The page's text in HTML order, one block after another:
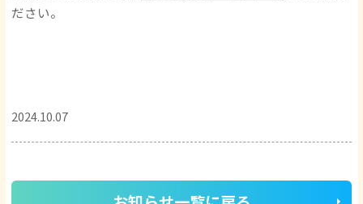
ださい。
2024.10.07